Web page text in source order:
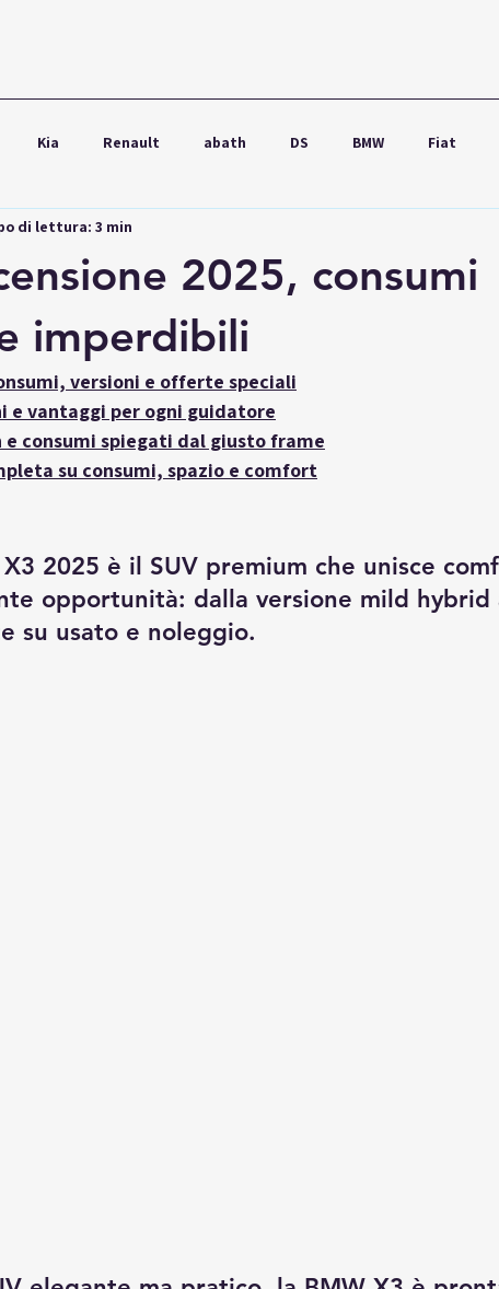
Kia Renault abath DS BMW Fiat
Ford Seat
2025, consumi
imperdibili
di lettura: 3 min
versioni e offerte speciali
e vantaggi per ogni guidatore
e consumi spiegati dal giusto frame
su consumi, spazio e comfort
2025 è il SUV premium che unisce
opportunità: dalla versione mild hybrid
su usato e noleggio.